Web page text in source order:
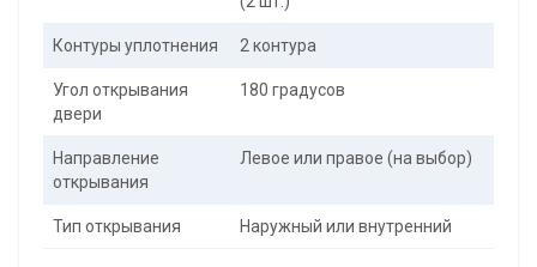
Контуры уплотнения 2 контура
Угол открывания
двери
180 градусов
Направление
открывания
Левое или правое (на выбор)
Тип открывания Наружный или внутренний